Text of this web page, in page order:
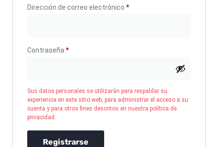
Dirección de correo electrónico *
Contraseña *
Sus datos personales se utilizarán para respaldar su
experiencia en este sitio web, para administrar el acceso a su
cuenta y para otros fines descritos en nuestra política de
privacidad .
Registrarse